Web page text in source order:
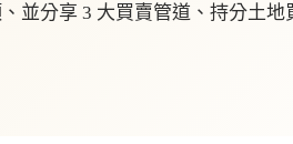
並分享 3 大買賣管道、持分土